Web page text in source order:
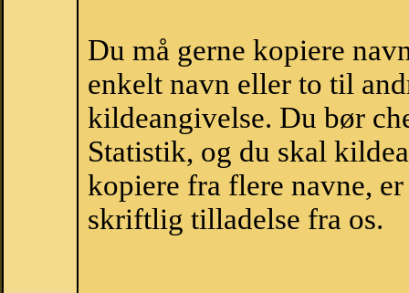
Du må gerne kopiere
enkelt navn eller to til
kildeangivelse. Du bør
Statistik, og du skal
kopiere fra flere navne,
skriftlig tilladelse fra os.